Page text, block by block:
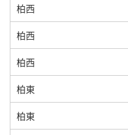
柏西
柏西
柏西
柏東
柏東